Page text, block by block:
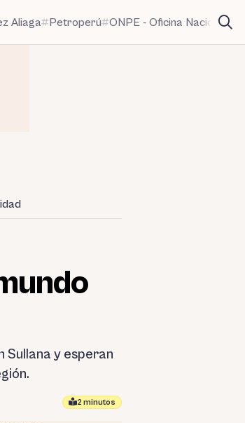
Aliaga Petroperú ONPE - Oficina Nacional
y esperan
2 minutos